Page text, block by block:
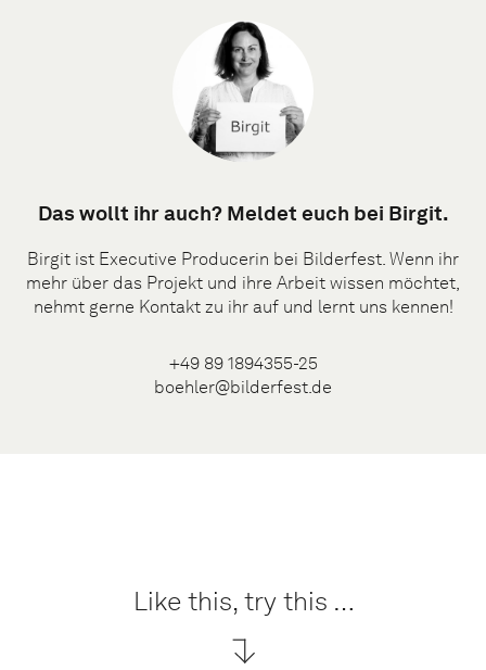
Das wollt ihr auch? Meldet euch bei Birgit.
Birgit ist Executive Producerin bei Bilderfest. Wenn ihr
mehr über das Projekt und ihre Arbeit wissen möchtet,
nehmt gerne Kontakt zu ihr auf und lernt uns kennen!
+49 89 1894355-25
boehler@bilderfest.de
Like this, try this …